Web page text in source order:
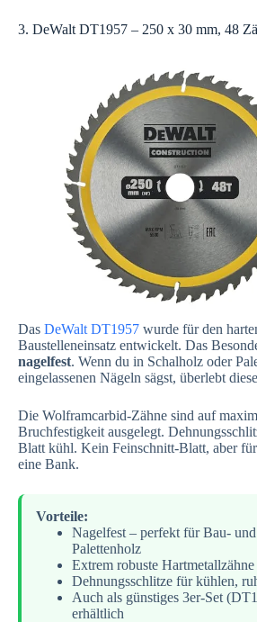
3. DeWalt DT1957 – 250 x 30 mm, 48
Das DeWalt DT1957 wurde für den
Baustelleneinsatz entwickelt. Das
nagelfest. Wenn du in Schalholz oder
eingelassenen Nägeln sägst, überlebt
Die Wolframcarbid-Zähne sind auf
Bruchfestigkeit ausgelegt.
Blatt kühl. Kein Feinschnitt-Blatt, aber
eine Bank.
Vorteile:
Nagelfest – perfekt für Bau- und
Palettenholz
Extrem robuste Hartmetallzähne
Dehnungsschlitze für kühlen,
Auch als günstiges 3er-Set
erhältlich